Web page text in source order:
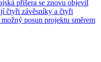
příšera se znovu objevil
čtyři závěsníky a čtyři
posun projektu směrem